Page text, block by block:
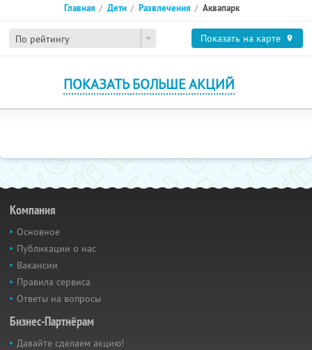
По рейтингу
Главная Дети Развлечения Аквапарк
Показать на карте
ПОКАЗАТЬ БОЛЬШЕ АКЦИЙ
Компания
Основное
Публикации о нас
Вакансии
Правила сервиса
Ответы на вопросы
Бизнес-Партнёрам
Давайте сделаем акцию!